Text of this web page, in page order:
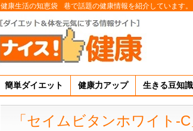
健康生活の知恵袋 巷で話題の健康情報を紹介しています。
簡単ダイエット 健康力アップ 生きる豆知識
「セイムビタンホワイト-